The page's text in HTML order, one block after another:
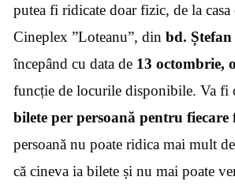
putea fi ridicate doar fizic, de la
Cineplex ”Loteanu”, din bd.
începând cu data de 13 octombrie,
funcție de locurile disponibile. Va fi
bilete per persoană pentru fiecare
persoană nu poate ridica mai mult
că cineva ia bilete și nu mai poate